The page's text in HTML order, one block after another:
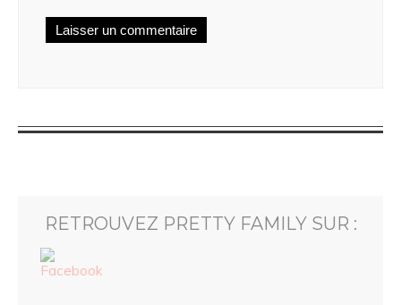
RETROUVEZ PRETTY FAMILY SUR :